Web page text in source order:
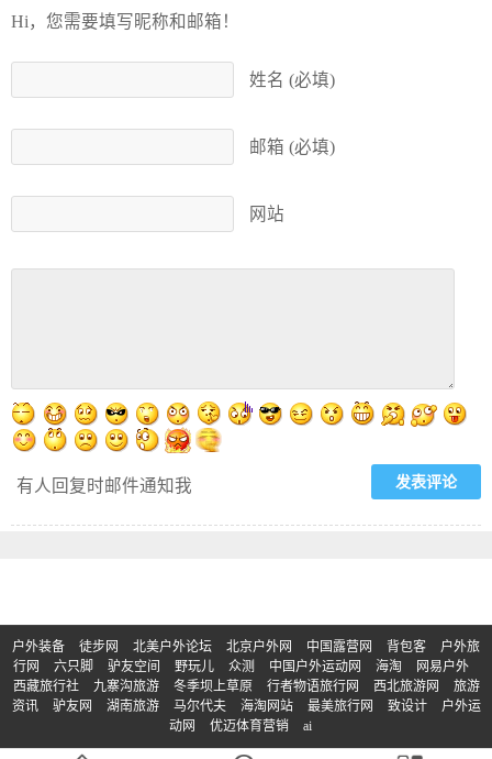
Hi，您需要填写昵称和邮箱！
姓名 (必填)
邮箱 (必填)
网站
有人回复时邮件通知我
户外装备 徒步网 北美户外论坛 北京户外网 中国露营网 背包客
户外旅
行网
六只脚 驴友空间 野玩儿 众测 中国户外运动网 海淘
网易户外
西藏旅行社
九寨沟旅游 冬季坝上草原 行者物语旅行网 西北旅游网
旅游
资讯
驴友网 湖南旅游 马尔代夫 海淘网站 最美旅行网 致设计
户外运
动网
优迈体育营销 ai